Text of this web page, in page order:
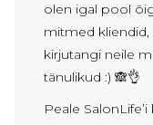
olen igal pool
mitmed
kirjutangi neile
tänulikud :) 🙈👌
Peale